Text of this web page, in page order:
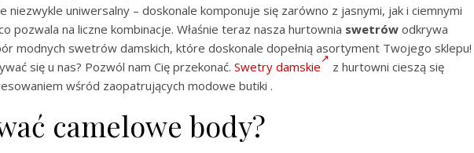
niezwykle uniwersalny – doskonale komponuje się zarówno z jasnymi, jak i ciemnymi
pozwala na liczne kombinacje. Właśnie teraz nasza hurtownia swetrów odkrywa
modnych swetrów damskich, które doskonale dopełnią asortyment Twojego sklepu!
się u nas? Pozwól nam Cię przekonać. Swetry damskie
z hurtowni cieszą się
wśród zaopatrujących modowe butiki .
camelowe body?